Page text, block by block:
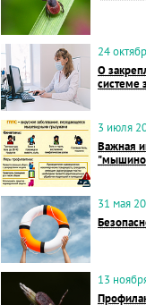
24
О
системе
3 июля
Важная
31 мая
13